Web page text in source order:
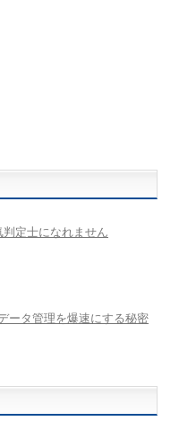
定士になれません
ータ管理を爆速にする秘密